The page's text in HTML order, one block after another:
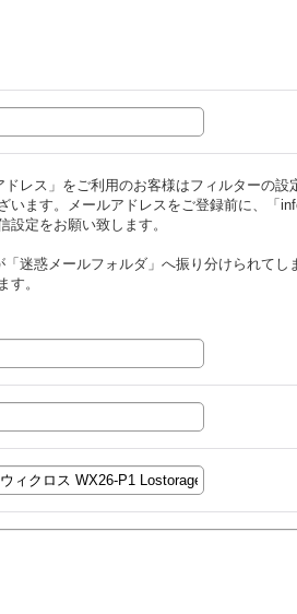
レス」をご利用のお客様はフィルターの設
います。メールアドレスをご登録前に、「
設定をお願い致します。
迷惑メールフォルダ」へ振り分けられて
す。